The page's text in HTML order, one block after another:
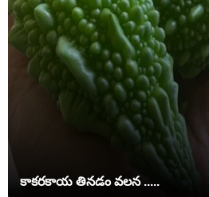
కాకరకాయ తినడం వలన .....